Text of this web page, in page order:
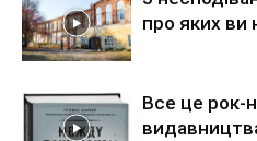
про яких ви
Все це рок-